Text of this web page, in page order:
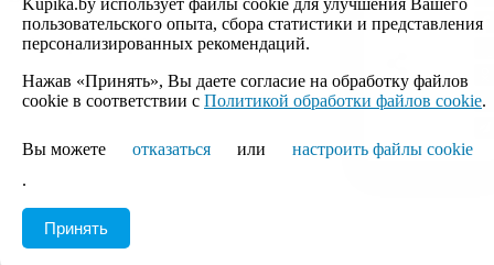
Kupika.by использует файлы cookie для улучшения Вашего
пользовательского опыта, сбора статистики и представления
персонализированных рекомендаций.
Нажав «Принять», Вы даете согласие на обработку файлов
cookie в соответствии с Политикой обработки файлов cookie.
Вы можете отказаться или
настроить файлы cookie
.
Принять
Настройка cookie